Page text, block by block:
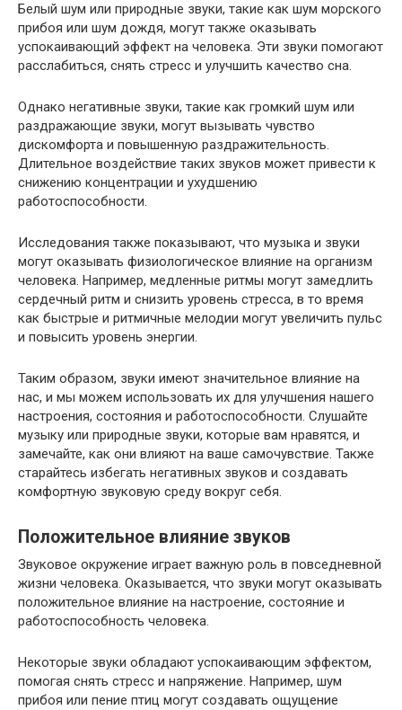
Белый шум или природные звуки, такие как шум морского
прибоя или шум дождя, могут также оказывать
успокаивающий эффект на человека. Эти звуки помогают
расслабиться, снять стресс и улучшить качество сна.
Однако негативные звуки, такие как громкий шум или
раздражающие звуки, могут вызывать чувство
дискомфорта и повышенную раздражительность.
Длительное воздействие таких звуков может привести к
снижению концентрации и ухудшению
работоспособности.
Исследования также показывают, что музыка и звуки
могут оказывать физиологическое влияние на организм
человека. Например, медленные ритмы могут замедлить
сердечный ритм и снизить уровень стресса, в то время
как быстрые и ритмичные мелодии могут увеличить пульс
и повысить уровень энергии.
Таким образом, звуки имеют значительное влияние на
нас, и мы можем использовать их для улучшения нашего
настроения, состояния и работоспособности. Слушайте
музыку или природные звуки, которые вам нравятся, и
замечайте, как они влияют на ваше самочувствие. Также
старайтесь избегать негативных звуков и создавать
комфортную звуковую среду вокруг себя.
Положительное влияние звуков
Звуковое окружение играет важную роль в повседневной
жизни человека. Оказывается, что звуки могут оказывать
положительное влияние на настроение, состояние и
работоспособность человека.
Некоторые звуки обладают успокаивающим эффектом,
помогая снять стресс и напряжение. Например, шум
прибоя или пение птиц могут создавать ощущение